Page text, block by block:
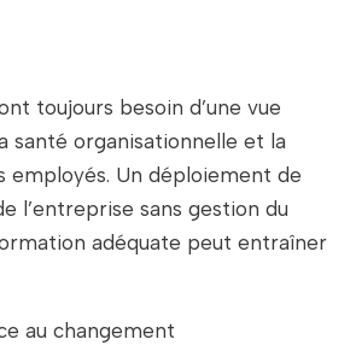
toujours besoin d’une vue
santé organisationnelle et la
employés. Un déploiement de
l’entreprise sans gestion du
adéquate peut entraîner
au changement